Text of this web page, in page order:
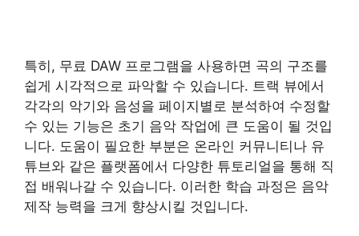
특히, 무료 DAW 프로그램을 사용하면 곡의 구조를
쉽게 시각적으로 파악할 수 있습니다. 트랙 뷰에서
각각의 악기와 음성을 페이지별로 분석하여 수정할
수 있는 기능은 초기 음악 작업에 큰 도움이 될 것입
니다. 도움이 필요한 부분은 온라인 커뮤니티나 유
튜브와 같은 플랫폼에서 다양한 튜토리얼을 통해 직
접 배워나갈 수 있습니다. 이러한 학습 과정은 음악
제작 능력을 크게 향상시킬 것입니다.